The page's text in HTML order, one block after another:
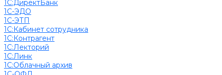
1С:ДиректБанк
1С-ЭДО
1С-ЭТП
1С:Кабинет сотрудника
1С:Контрагент
1С:Лекторий
1С:Линк
1С:Облачный архив